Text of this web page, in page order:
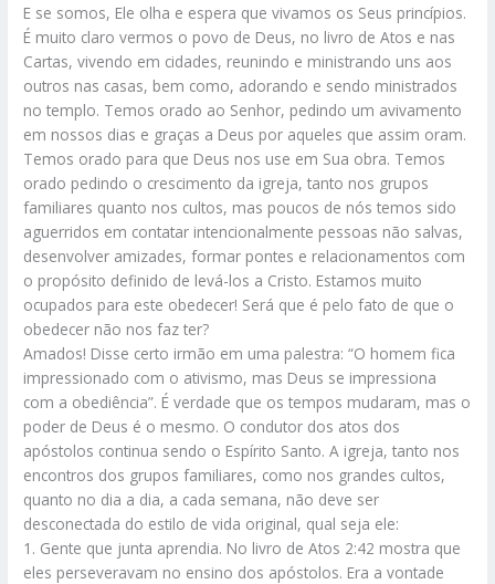
E se somos, Ele olha e espera que vivamos os Seus princípios.
É muito claro vermos o povo de Deus, no livro de Atos e nas
Cartas, vivendo em cidades, reunindo e ministrando uns aos
outros nas casas, bem como, adorando e sendo ministrados
no templo. Temos orado ao Senhor, pedindo um avivamento
em nossos dias e graças a Deus por aqueles que assim oram.
Temos orado para que Deus nos use em Sua obra. Temos
orado pedindo o crescimento da igreja, tanto nos grupos
familiares quanto nos cultos, mas poucos de nós temos sido
aguerridos em contatar intencionalmente pessoas não salvas,
desenvolver amizades, formar pontes e relacionamentos com
o propósito definido de levá-los a Cristo. Estamos muito
ocupados para este obedecer! Será que é pelo fato de que o
obedecer não nos faz ter?
Amados! Disse certo irmão em uma palestra: “O homem fica
impressionado com o ativismo, mas Deus se impressiona
com a obediência”. É verdade que os tempos mudaram, mas o
poder de Deus é o mesmo. O condutor dos atos dos
apóstolos continua sendo o Espírito Santo. A igreja, tanto nos
encontros dos grupos familiares, como nos grandes cultos,
quanto no dia a dia, a cada semana, não deve ser
desconectada do estilo de vida original, qual seja ele:
1. Gente que junta aprendia. No livro de Atos 2:42 mostra que
eles perseveravam no ensino dos apóstolos. Era a vontade